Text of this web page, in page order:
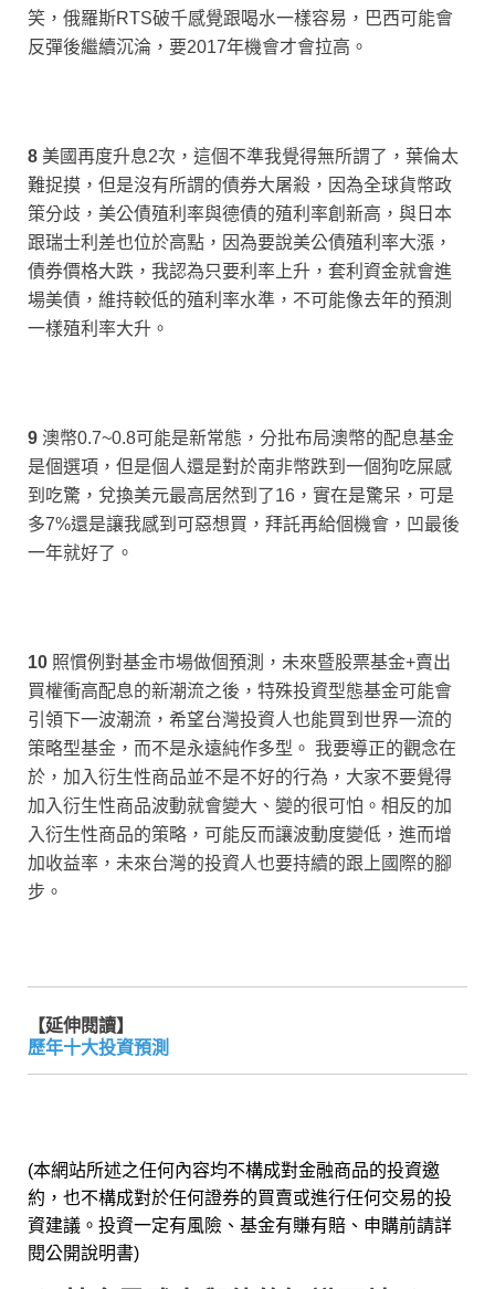
笑，俄羅斯RTS破千感覺跟喝水一樣容易，巴西可能會
反彈後繼續沉淪，要2017年機會才會拉高。
8 美國再度升息2次，這個不準我覺得無所謂了，葉倫太
難捉摸，但是沒有所謂的債券大屠殺，因為全球貨幣政
策分歧，美公債殖利率與德債的殖利率創新高，與日本
跟瑞士利差也位於高點，因為要說美公債殖利率大漲，
債券價格大跌，我認為只要利率上升，套利資金就會進
場美債，維持較低的殖利率水準，不可能像去年的預測
一樣殖利率大升。
9 澳幣0.7~0.8可能是新常態，分批布局澳幣的配息基金
是個選項，但是個人還是對於南非幣跌到一個狗吃屎感
到吃驚，兌換美元最高居然到了16，實在是驚呆，可是
多7%還是讓我感到可惡想買，拜託再給個機會，凹最後
一年就好了。
10 照慣例對基金市場做個預測，未來暨股票基金+賣出
買權衝高配息的新潮流之後，特殊投資型態基金可能會
引領下一波潮流，希望台灣投資人也能買到世界一流的
策略型基金，而不是永遠純作多型。 我要導正的觀念在
於，加入衍生性商品並不是不好的行為，大家不要覺得
加入衍生性商品波動就會變大、變的很可怕。相反的加
入衍生性商品的策略，可能反而讓波動度變低，進而增
加收益率，未來台灣的投資人也要持續的跟上國際的腳
步。
【延伸閱讀】
歷年十大投資預測
(本網站所述之任何內容均不構成對金融商品的投資邀
約，也不構成對於任何證券的買賣或進行任何交易的投
資建議。投資一定有風險、基金有賺有賠、申購前請詳
閱公開說明書)